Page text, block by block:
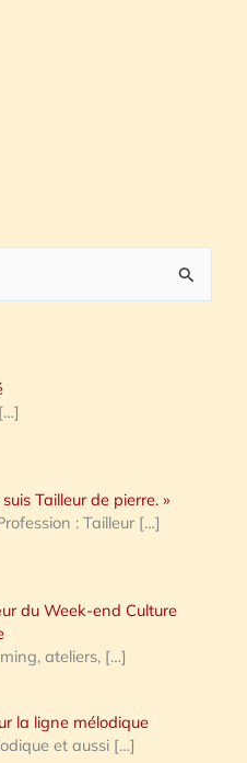
[…]
Tailleur de pierre. »
: Tailleur […]
du Week-end Culture
ateliers, […]
la ligne mélodique
et aussi […]